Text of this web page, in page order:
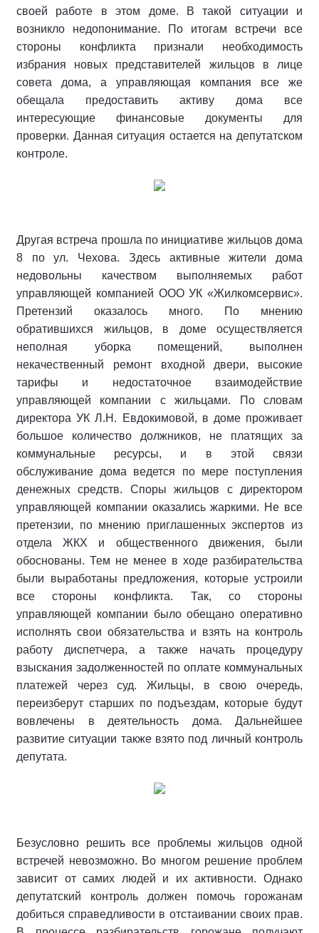
своей работе в этом доме. В такой ситуации и
возникло недопонимание. По итогам встречи все
стороны конфликта признали необходимость
избрания новых представителей жильцов в лице
совета дома, а управляющая компания все же
обещала предоставить активу дома все
интересующие финансовые документы для
проверки. Данная ситуация остается на депутатском
контроле.
Другая встреча прошла по инициативе жильцов дома
8 по ул. Чехова. Здесь активные жители дома
недовольны качеством выполняемых работ
управляющей компанией ООО УК «Жилкомсервис».
Претензий оказалось много. По мнению
обратившихся жильцов, в доме осуществляется
неполная уборка помещений, выполнен
некачественный ремонт входной двери, высокие
тарифы и недостаточное взаимодействие
управляющей компании с жильцами. По словам
директора УК Л.Н. Евдокимовой, в доме проживает
большое количество должников, не платящих за
коммунальные ресурсы, и в этой связи
обслуживание дома ведется по мере поступления
денежных средств. Споры жильцов с директором
управляющей компании оказались жаркими. Не все
претензии, по мнению приглашенных экспертов из
отдела ЖКХ и общественного движения, были
обоснованы. Тем не менее в ходе разбирательства
были выработаны предложения, которые устроили
все стороны конфликта. Так, со стороны
управляющей компании было обещано оперативно
исполнять свои обязательства и взять на контроль
работу диспетчера, а также начать процедуру
взыскания задолженностей по оплате коммунальных
платежей через суд. Жильцы, в свою очередь,
переизберут старших по подъездам, которые будут
вовлечены в деятельность дома. Дальнейшее
развитие ситуации также взято под личный контроль
депутата.
Безусловно решить все проблемы жильцов одной
встречей невозможно. Во многом решение проблем
зависит от самих людей и их активности. Однако
депутатский контроль должен помочь горожанам
добиться справедливости в отстаивании своих прав.